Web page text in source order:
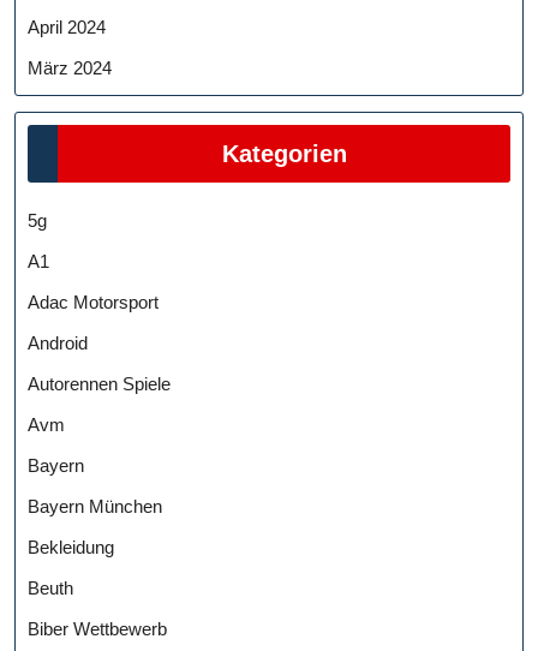
April 2024
März 2024
Kategorien
5g
A1
Adac Motorsport
Android
Autorennen Spiele
Avm
Bayern
Bayern München
Bekleidung
Beuth
Biber Wettbewerb